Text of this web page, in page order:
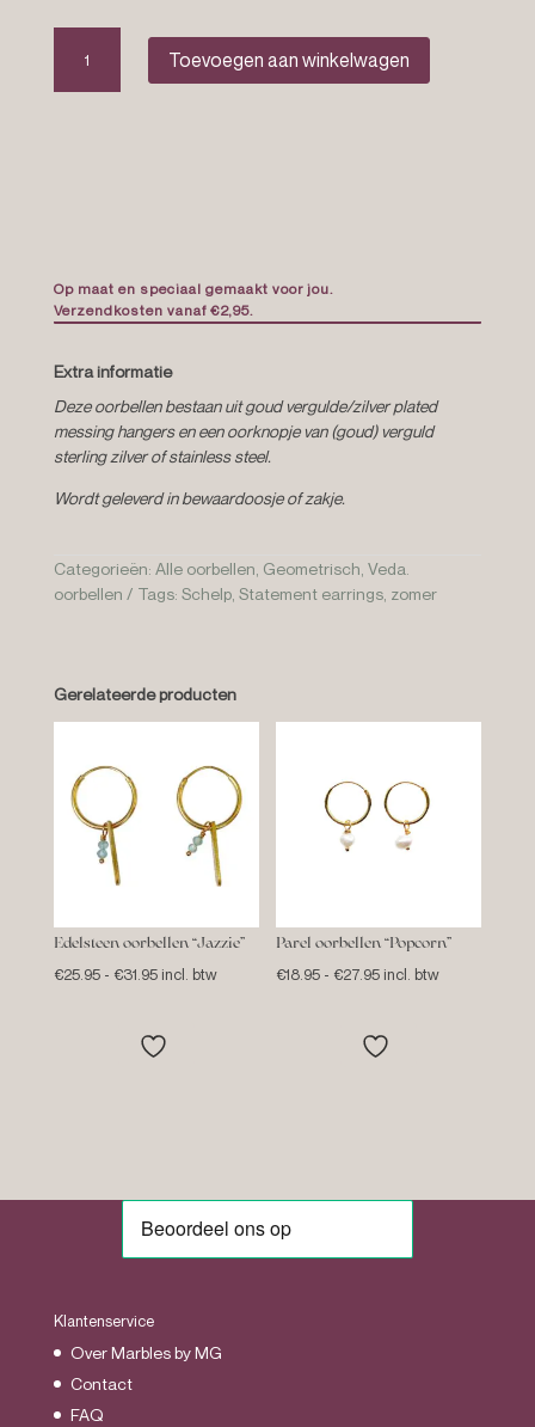
Geometrische
oorbellen
“Alana”
Toevoegen aan winkelwagen
Op maat en speciaal gemaakt voor jou.
Verzendkosten vanaf €2,95.
Extra informatie
Deze oorbellen bestaan uit goud vergulde/zilver plated
messing hangers en een oorknopje van (goud) verguld
sterling zilver of stainless steel.
Wordt geleverd in bewaardoosje of zakje.
Categorieën: Alle oorbellen Geometrisch Veda.
oorbellen
Tags: Schelp, Statement earrings, zomer
Gerelateerde producten
Edelsteen oorbellen “Jazzie”
€25.95 - €31.95Prijsklasse:
tot
incl. btw
Parel oorbellen “Popcorn”
€18.95 - €27.95Prijsklasse:
tot
incl. btw
Klantenservice
Over Marbles by MG
Contact
FAQ